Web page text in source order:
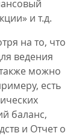
и т.д.
на то, что
ведения
можно
есть
баланс,
и Отчет о